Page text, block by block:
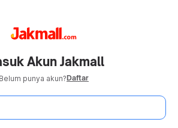
Akun Jakmall
Belum punya akun?Daftar